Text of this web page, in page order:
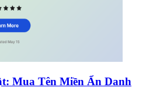
Mua Tên Miền Ẩn Danh